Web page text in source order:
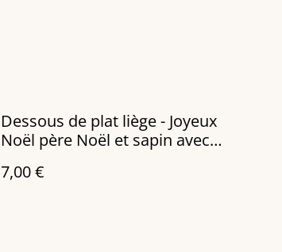
Dessous de plat liège - Joyeux
Noël père Noël et sapin avec
7,00 €